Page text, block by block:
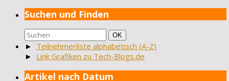
Suchen und Finden
Suchen
nach:
Suchen
OK
► Teilnehmerliste alphabetisch (A-Z)
► Link Grafiken zu Tech-Blogs.de
Artikel nach Datum